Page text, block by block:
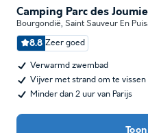
Camping Parc des
Bourgondië, Saint Sauveur En
8.8 Zeer goed
Verwarmd zwembad
Vijver met strand om te
Minder dan 2 uur van Parijs